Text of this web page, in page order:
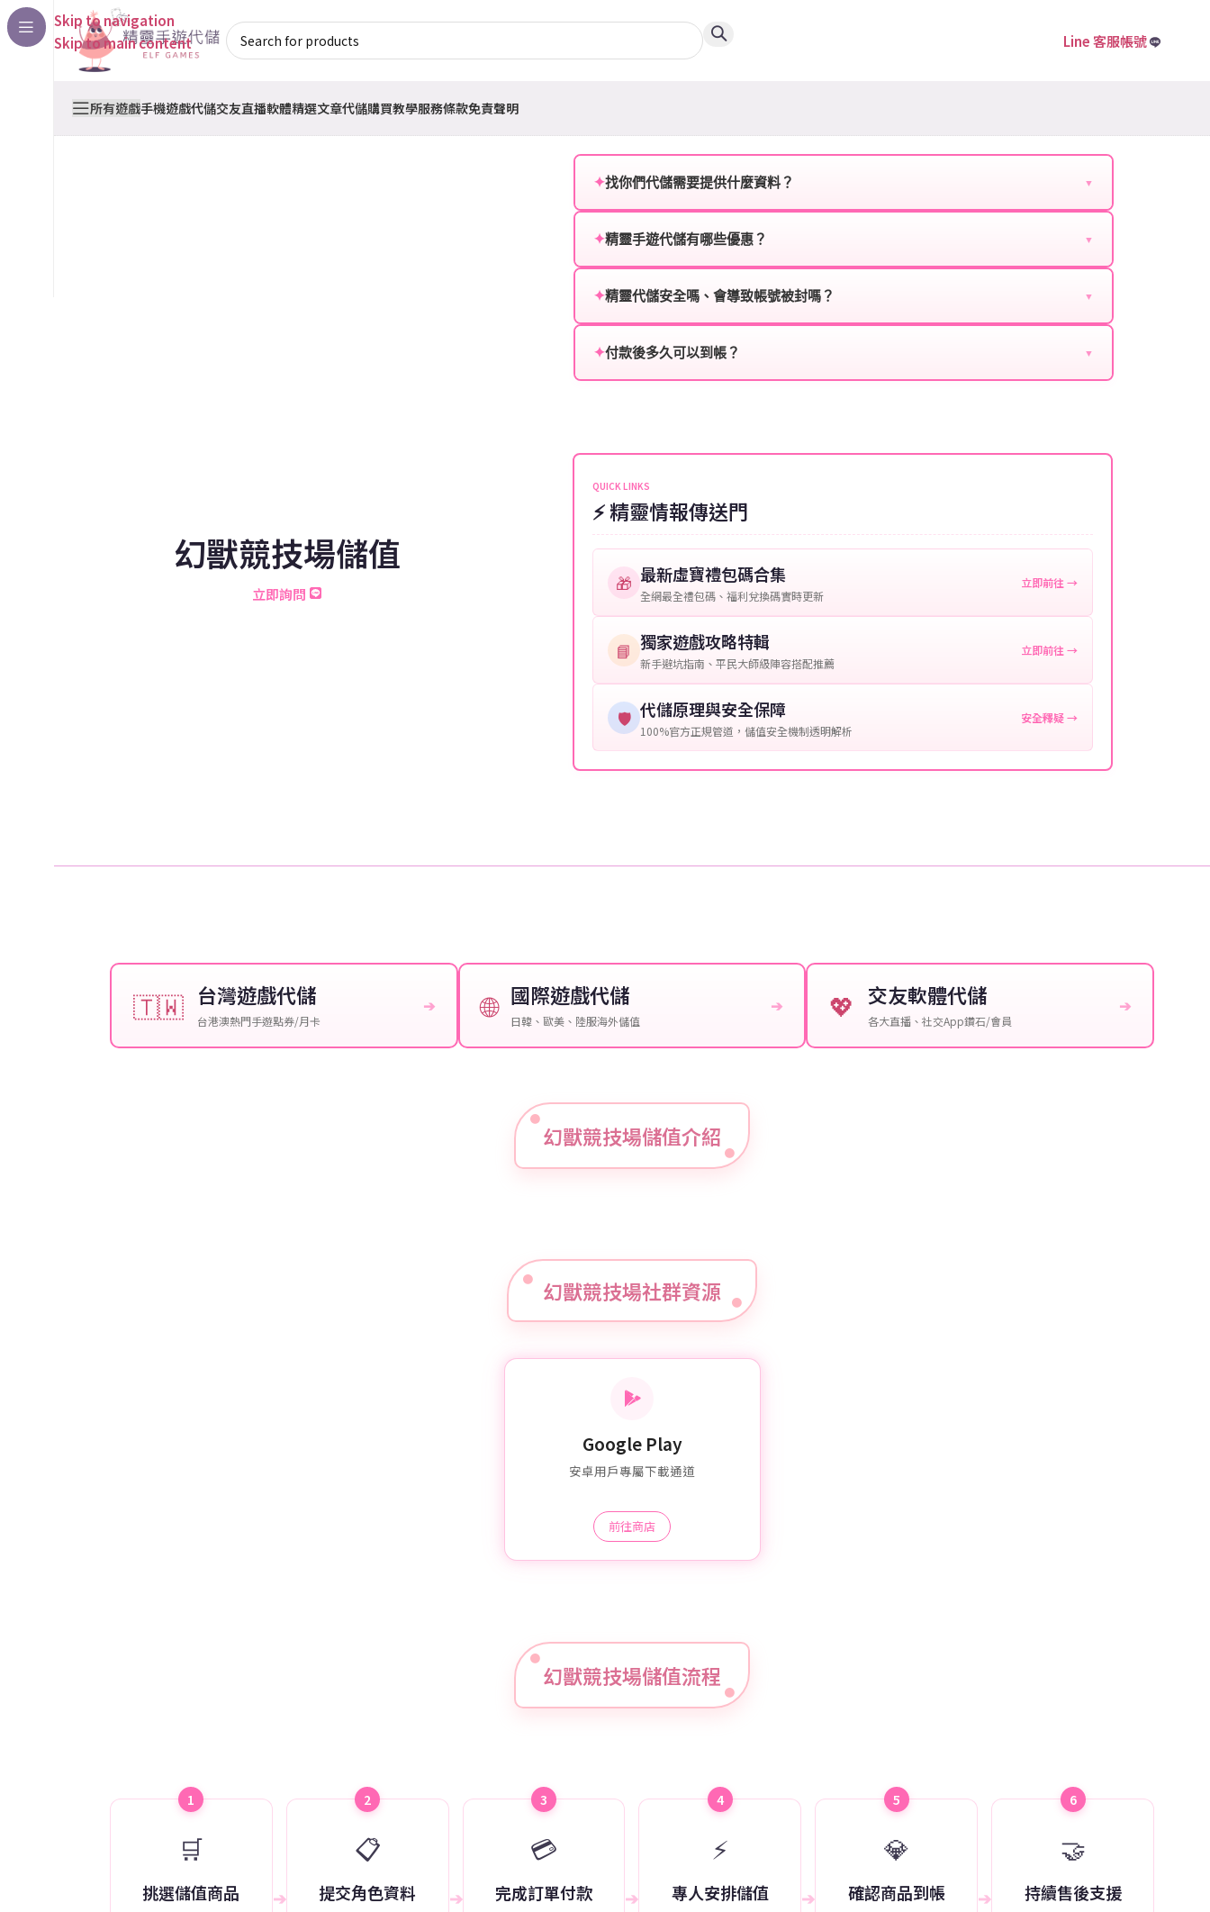
Skip to navigation
Skip to main content
Line 客服帳號
所有遊戲手機遊戲代儲交友直播軟體精選文章代儲購買教學服務條款免責聲明
幻獸競技場儲值
立即詢問
✦找你們代儲需要提供什麼資料？ ▼
登入方式：您的遊戲登入方式（如Facebook、Google等）。
遊戲帳號：您的遊戲帳號或ID。
購買截圖：所購買商品的截圖以作確認。
提供這些信息能幫助我們更快地處理您的代儲需求，確保您盡享遊戲樂趣！
✦精靈手遊代儲有哪些優惠？ ▼
活動，儲值最低6折起，讓玩家隨時都能享有優惠價格。
✦精靈代儲安全嗎、會導致帳號被封嗎？ ▼
或異常儲值管道。您獲得的遊戲商品與官方購買的內容相同，可以安心使用。
✦付款後多久可以到帳？ ▼
QUICK LINKS
⚡ 精靈情報傳送門
🎁 最新虛寶禮包碼合集
全網最全禮包碼、福利兌換碼實時更新
立即前往 →
📘 獨家遊戲攻略特輯
新手避坑指南、平民大師級陣容搭配推薦
立即前往 →
🛡️ 代儲原理與安全保障
100%官方正規管道，儲值安全機制透明解析
安全釋疑 →
🇹🇼 台灣遊戲代儲
台港澳熱門手遊點券/月卡
➔ 🌐 國際遊戲代儲
日韓、歐美、陸服海外儲值
➔ 💖 交友軟體代儲
各大直播、社交App鑽石/會員
➔
幻獸競技場儲值介紹
幻獸競技場社群資源
Google Play
安卓用戶專屬下載通道
前往商店
幻獸競技場儲值流程
1
🛒
挑選儲值商品 ➔
2
📋
提交角色資料 ➔
3
💳
完成訂單付款 ➔
4
⚡
專人安排儲值 ➔
5
💎
確認商品到帳 ➔
6
🤝
持續售後支援